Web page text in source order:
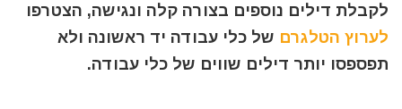
לקבלת דילים נוספים בצורה קלה ונגישה, הצטרפו
לערוץ הטלגרם של כלי עבודה יד ראשונה ולא
תפספסו יותר דילים שווים של כלי עבודה.